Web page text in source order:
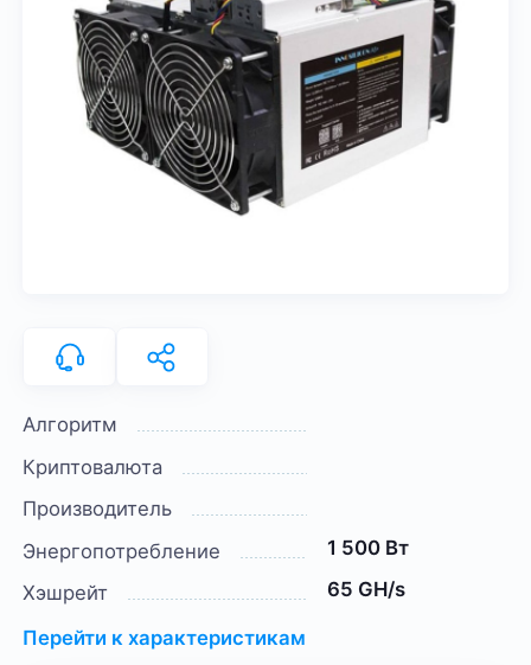
Алгоритм
Криптовалюта
Производитель
Энергопотребление
1 500 Вт
Хэшрейт
65 GH/s
Перейти к характеристикам